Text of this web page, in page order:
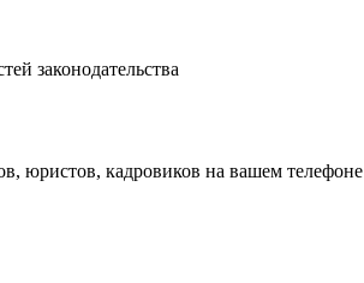
законодательства
юристов, кадровиков на вашем телефоне